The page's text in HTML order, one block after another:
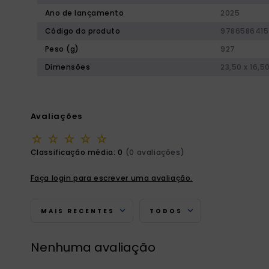
Ano de lançamento
2025
Código do produto
Peso (g)
927
Dimensões
23,50 x 16,50
Avaliações
☆ ☆ ☆ ☆ ☆
Classificação média: 0 (0 avaliações)
Faça login para escrever uma avaliação.
MAIS RECENTES TODOS
Nenhuma avaliação